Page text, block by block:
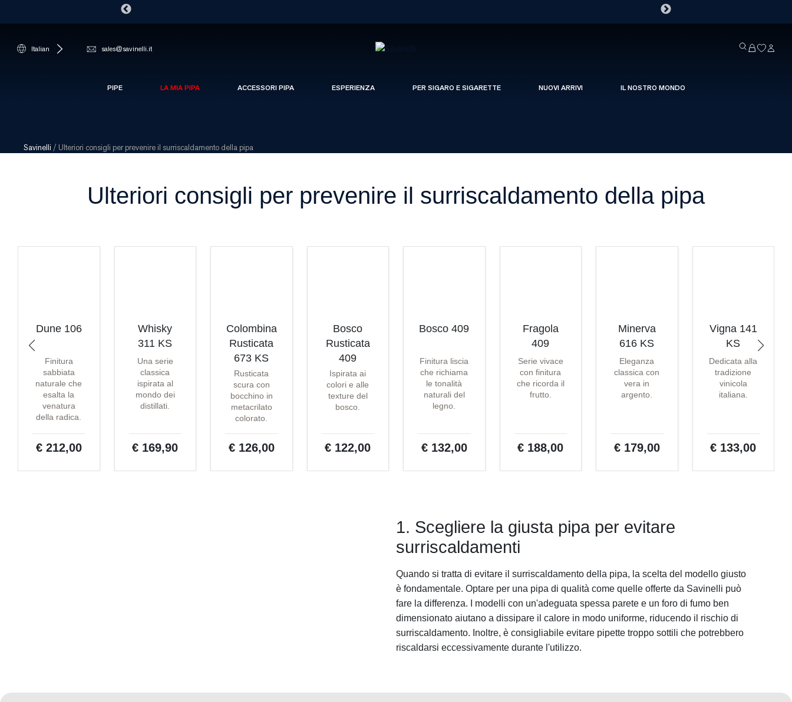
Italian sales@savinelli.it
PIPE LA MIA PIPA ACCESSORI PIPA ESPERIENZA PER SIGARO E SIGARETTE NUOVI ARRIVI IL NOSTRO MONDO
Savinelli / Ulteriori consigli per prevenire il surriscaldamento della pipa
Ulteriori consigli per prevenire il surriscaldamento della pipa
Dune 106
Finitura
sabbiata
naturale che
esalta la
venatura
della radica.
€ 212,00
Whisky
311 KS
Una serie
classica
ispirata al
mondo dei
distillati.
€ 169,90
Colombina
Rusticata
673 KS
Rusticata
scura con
bocchino in
metacrilato
colorato.
€ 126,00
Bosco
Rusticata
409
Ispirata ai
colori e alle
texture del
bosco.
€ 122,00
Bosco 409
Finitura liscia
che richiama
le tonalità
naturali del
legno.
€ 132,00
Fragola
409
Serie vivace
con finitura
che ricorda il
frutto.
€ 188,00
Minerva
616 KS
Eleganza
classica con
vera in
argento.
€ 179,00
Vigna 141
KS
Dedicata alla
tradizione
vinicola
italiana.
€ 133,00
1. Scegliere la giusta pipa per evitare
surriscaldamenti
Quando si tratta di evitare il surriscaldamento della pipa, la scelta del modello giusto
è fondamentale. Optare per una pipa di qualità come quelle offerte da Savinelli può
fare la differenza. I modelli con un'adeguata spessa parete e un foro di fumo ben
dimensionato aiutano a dissipare il calore in modo uniforme, riducendo il rischio di
surriscaldamento. Inoltre, è consigliabile evitare pipette troppo sottili che potrebbero
riscaldarsi eccessivamente durante l'utilizzo.